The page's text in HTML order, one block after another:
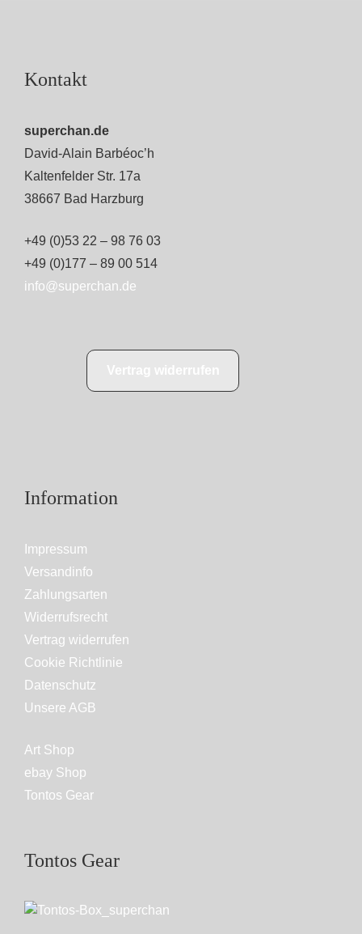
Kontakt
superchan.de
David-Alain Barbéoc’h
Kaltenfelder Str. 17a
38667 Bad Harzburg
+49 (0)53 22 – 98 76 03
+49 (0)177 – 89 00 514
info@superchan.de
Information
Impressum
Versandinfo
Zahlungsarten
Widerrufsrecht
Vertrag widerrufen
Cookie Richtlinie
Datenschutz
Unsere AGB
Art Shop
ebay Shop
Tontos Gear
Tontos Gear